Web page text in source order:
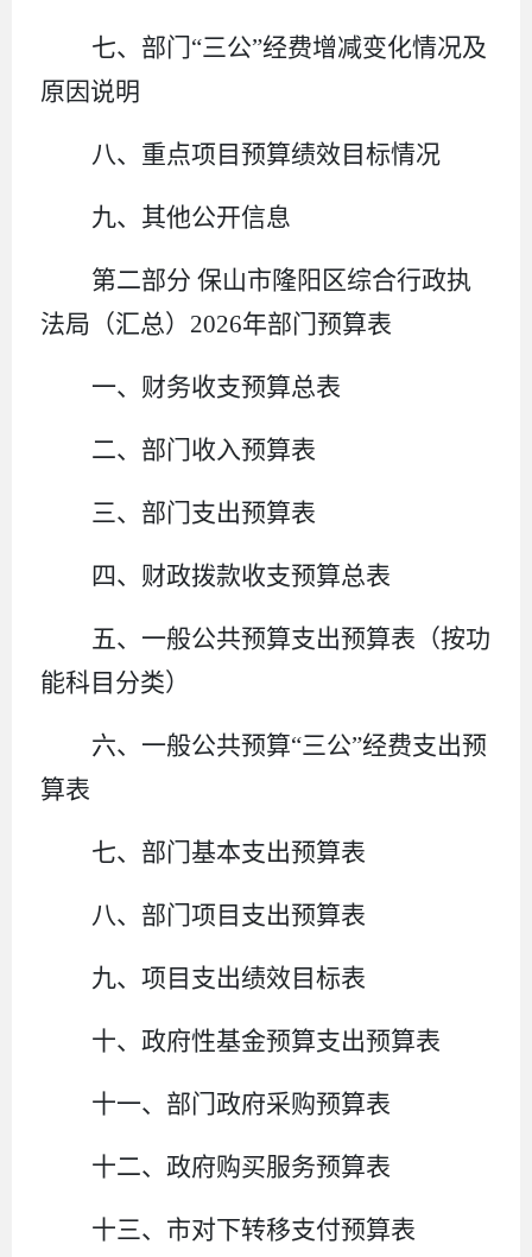
七、部门“三公”经费增减变化情况及
原因说明
八、重点项目预算绩效目标情况
九、其他公开信息
第二部分 保山市隆阳区综合行政执
法局（汇总） 2026年部门预算表
一、 财务收支预算总表
二、部门收入预算表
三、部门支出预算表
四、财政拨款收支预算总表
五、一般公共预算支出预算表 （按功
能科目分类）
六、一般公共预算“三公”经费支出预
算表
七、部门基本支出预算表
八、 部门项目支出预算表
九、项目支出绩效目标表
十、政府性基金预算支出预算表
十一、部门政府采购预算表
十二、政府购买服务预算表
十三、 市对下转移支付预算表